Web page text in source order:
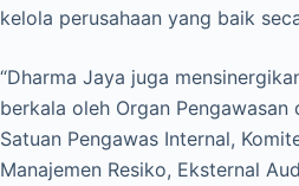
kelola perusahaan yang baik
“Dharma Jaya juga
berkala oleh Organ Pengawasan
Satuan Pengawas Internal,
Manajemen Resiko, Eksternal